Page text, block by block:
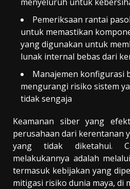
Pemeriksaan rantai
untuk memastikan
yang digunakan untuk
lunak internal bebas dari
Manajemen konfigurasi
mengurangi risiko sistem
tidak sengaja
Keamanan siber yang
perusahaan dari kerentanan
yang tidak diketahui.
melakukannya adalah
termasuk kebijakan yang
mitigasi risiko dunia maya, di